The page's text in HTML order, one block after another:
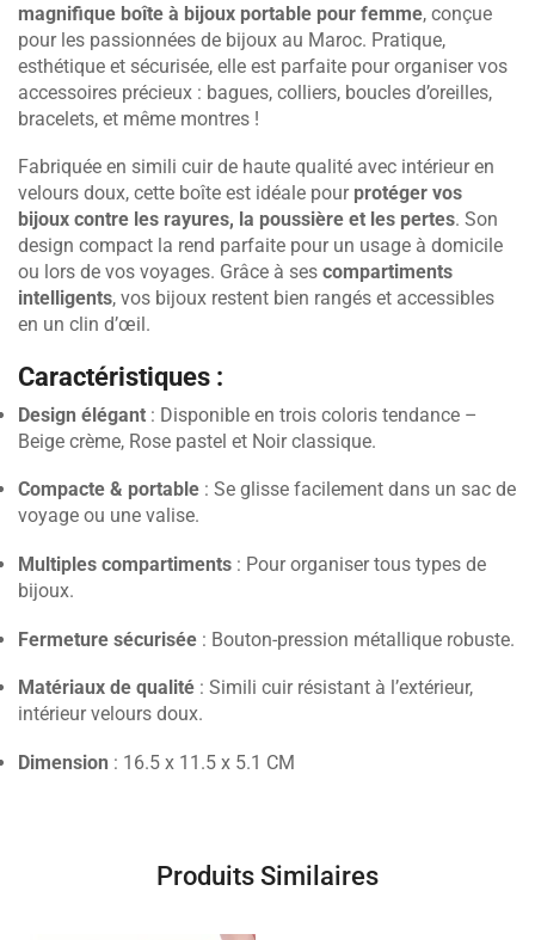
magnifique boîte à bijoux portable pour femme, conçue
pour les passionnées de bijoux au Maroc. Pratique,
esthétique et sécurisée, elle est parfaite pour organiser vos
accessoires précieux : bagues, colliers, boucles d’oreilles,
bracelets, et même montres !
Fabriquée en simili cuir de haute qualité avec intérieur en
velours doux, cette boîte est idéale pour protéger vos
bijoux contre les rayures, la poussière et les pertes. Son
design compact la rend parfaite pour un usage à domicile
ou lors de vos voyages. Grâce à ses compartiments
intelligents, vos bijoux restent bien rangés et accessibles
en un clin d’œil.
Caractéristiques :
Design élégant : Disponible en trois coloris tendance –
Beige crème, Rose pastel et Noir classique.
Compacte & portable : Se glisse facilement dans un sac de
voyage ou une valise.
Multiples compartiments : Pour organiser tous types de
bijoux.
Fermeture sécurisée : Bouton-pression métallique robuste.
Matériaux de qualité : Simili cuir résistant à l’extérieur,
intérieur velours doux.
Dimension : 16.5 x 11.5 x 5.1 CM
Produits Similaires